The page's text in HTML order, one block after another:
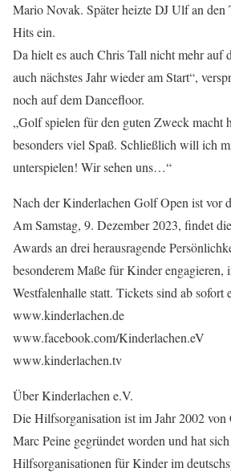
Mario Novak. Später heizte DJ Ulf an den
Hits ein.
Da hielt es auch Chris Tall nicht mehr auf
auch nächstes Jahr wieder am Start“,
noch auf dem Dancefloor.
„Golf spielen für den guten Zweck macht
besonders viel Spaß. Schließlich will ich
unterspielen! Wir sehen uns…“
Nach der Kinderlachen Golf Open ist vor
Am Samstag, 9. Dezember 2023, findet
Awards an drei herausragende
besonderem Maße für Kinder engagieren,
Westfalenhalle statt. Tickets sind ab sofort
www.kinderlachen.de
www.facebook.com/Kinderlachen.eV
www.kinderlachen.tv
Über Kinderlachen e.V.
Die Hilfsorganisation ist im Jahr 2002 von
Marc Peine gegründet worden und hat
Hilfsorganisationen für Kinder im